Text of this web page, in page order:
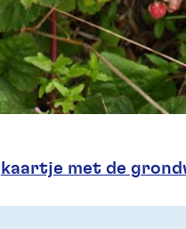
kaartje met de